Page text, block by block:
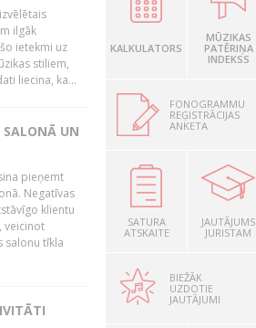
ilgāk
ietekmi uz
stiliem,
liecina, ka...
UN
pieņemt
Negatīvas
klientu
veicinot
salonu tīkla
KALKULATORS
MŪZIKAS
PATĒRIŅA
INDEKSS
FONOGRAMMU
REĢISTRĀCIJAS
ANKETA
SATURA
ATSKAITE
JAUTĀJUMS
JURISTAM
BIEŽĀK
UZDOTIE
JAUTĀJUMI